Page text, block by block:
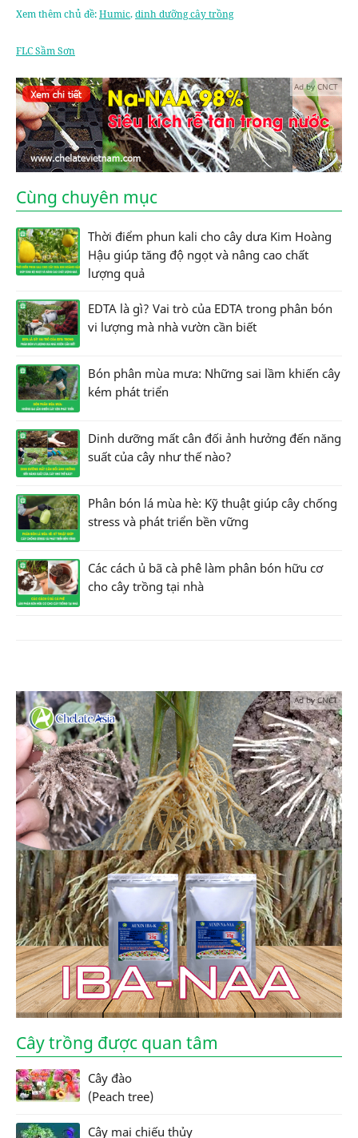
Xem thêm chủ đề:Humic,dinh dưỡng cây trồng
FLC Sầm Sơn
Ad by CNCT
Cùng chuyên mục
Thời điểm phun kali cho cây dưa Kim Hoàng
Hậu giúp tăng độ ngọt và nâng cao chất
lượng quả
EDTA là gì? Vai trò của EDTA trong phân bón
vi lượng mà nhà vườn cần biết
Bón phân mùa mưa: Những sai lầm khiến cây
kém phát triển
Dinh dưỡng mất cân đối ảnh hưởng đến năng
suất của cây như thế nào?
Phân bón lá mùa hè: Kỹ thuật giúp cây chống
stress và phát triển bền vững
Các cách ủ bã cà phê làm phân bón hữu cơ
cho cây trồng tại nhà
Ad by CNCT
Cây trồng được quan tâm
Cây đào
(Peach tree)
Cây mai chiếu thủy